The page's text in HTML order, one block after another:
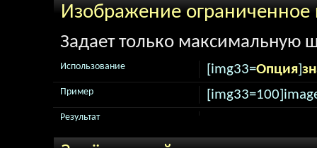
Изображение
Задает только максимальную
[img33=Опция]
Использование
Пример
Результат